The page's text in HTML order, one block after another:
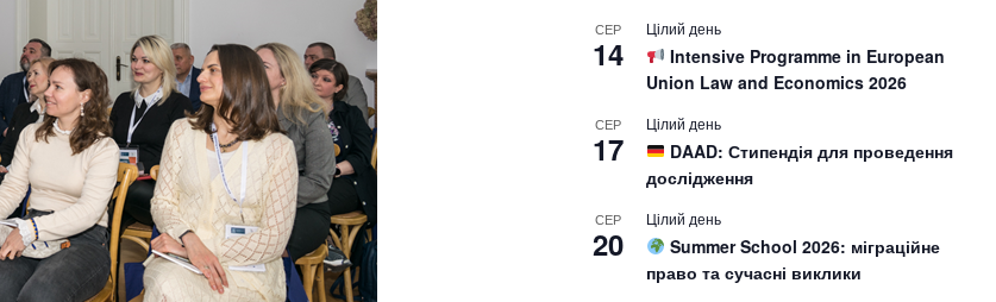
СЕР
14
Цілий день
Intensive Programme in European
Union Law and Economics 2026
СЕР
17
Цілий день
DAAD: Стипендія для проведення
дослідження
СЕР
20
Цілий день
Summer School 2026: міграційне
право та сучасні виклики